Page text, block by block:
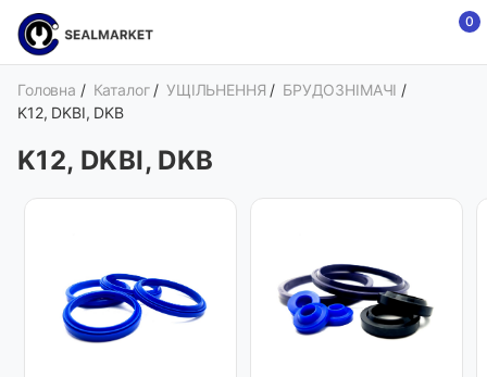
0
Головна / Каталог /УЩІЛЬНЕННЯ / БРУДОЗНІМАЧІ /
K12, DKBI, DKB
K12, DKBI, DKB